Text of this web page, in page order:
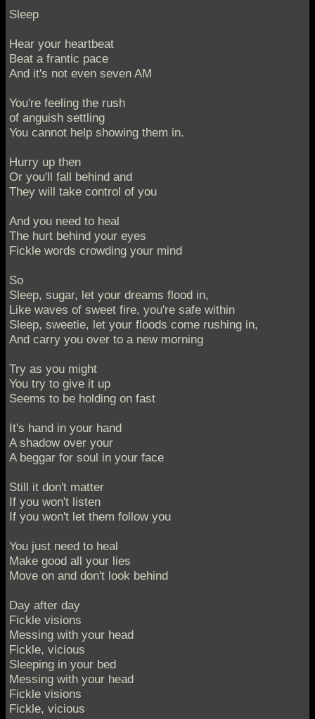
Sleep
Hear your heartbeat
Beat a frantic pace
And it's not even seven AM
You're feeling the rush
of anguish settling
You cannot help showing them in.
Hurry up then
Or you'll fall behind and
They will take control of you
And you need to heal
The hurt behind your eyes
Fickle words crowding your mind
So
Sleep, sugar, let your dreams flood in,
Like waves of sweet fire, you're safe within
Sleep, sweetie, let your floods come rushing in,
And carry you over to a new morning
Try as you might
You try to give it up
Seems to be holding on fast
It's hand in your hand
A shadow over your
A beggar for soul in your face
Still it don't matter
If you won't listen
If you won't let them follow you
You just need to heal
Make good all your lies
Move on and don't look behind
Day after day
Fickle visions
Messing with your head
Fickle, vicious
Sleeping in your bed
Messing with your head
Fickle visions
Fickle, vicious